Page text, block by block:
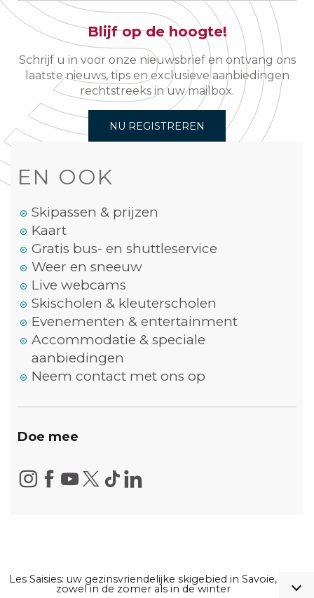
Blijf op de hoogte!
Schrijf u in voor onze nieuwsbrief en ontvang ons
laatste nieuws, tips en exclusieve aanbiedingen
rechtstreeks in uw mailbox.
NU REGISTREREN
EN OOK
Skipassen & prijzen
Kaart
Gratis bus- en shuttleservice
Weer en sneeuw
Live webcams
Skischolen & kleuterscholen
Evenementen & entertainment
Accommodatie & speciale
aanbiedingen
Neem contact met ons op
Doe mee
Les Saisies: uw gezinsvriendelijke skigebied in Savoie,
zowel in de zomer als in de winter